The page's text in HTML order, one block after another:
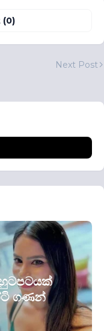
(0)
Next Post
ගණන්